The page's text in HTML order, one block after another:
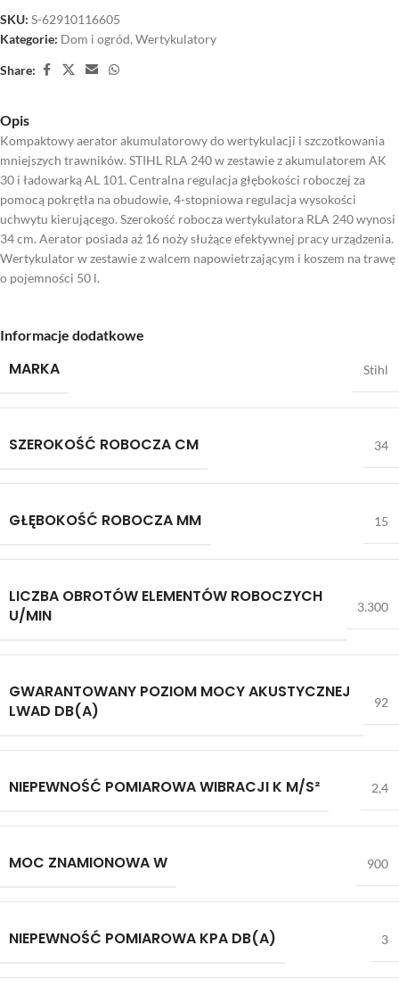
SKU: S-62910116605
Kategorie: Dom i ogród, Wertykulatory
Share:
Opis
Kompaktowy aerator akumulatorowy do wertykulacji i szczotkowania
mniejszych trawników. STIHL RLA 240 w zestawie z akumulatorem AK
30 i ładowarką AL 101. Centralna regulacja głębokości roboczej za
pomocą pokrętła na obudowie, 4-stopniowa regulacja wysokości
uchwytu kierującego. Szerokość robocza wertykulatora RLA 240 wynosi
34 cm. Aerator posiada aż 16 noży służące efektywnej pracy urządzenia.
Wertykulator w zestawie z walcem napowietrzającym i koszem na trawę
o pojemności 50 l.
Informacje dodatkowe
MARKA Stihl
SZEROKOŚĆ ROBOCZA CM 34
GŁĘBOKOŚĆ ROBOCZA MM 15
LICZBA OBROTÓW ELEMENTÓW ROBOCZYCH
U/MIN
3.300
GWARANTOWANY POZIOM MOCY AKUSTYCZNEJ
LWAD DB(A)
92
NIEPEWNOŚĆ POMIAROWA WIBRACJI K M/S² 2,4
MOC ZNAMIONOWA W 900
NIEPEWNOŚĆ POMIAROWA KPA DB(A) 3